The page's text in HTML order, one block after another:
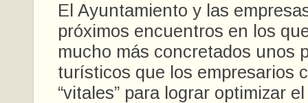
El Ayuntamiento y las
próximos encuentros en los
mucho más concretados unos
turísticos que los empresarios
“vitales” para lograr optimizar